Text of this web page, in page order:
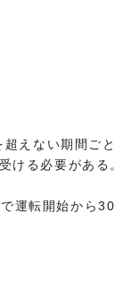
えない期間ご
ける必要がある
運転開始から